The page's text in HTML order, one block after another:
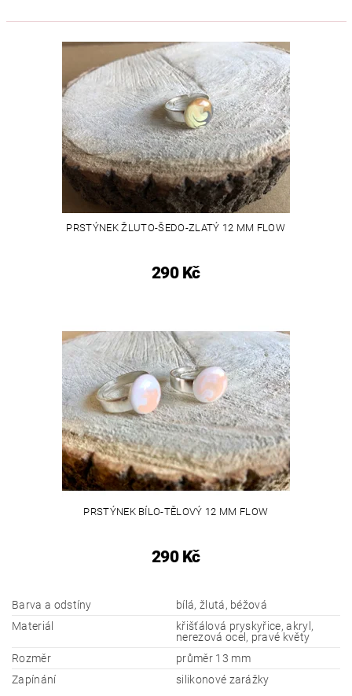
PRSTÝNEK ŽLUTO-ŠEDO-ZLATÝ 12 MM FLOW
290 Kč
PRSTÝNEK BÍLO-TĚLOVÝ 12 MM FLOW
290 Kč
Barva a odstíny
bílá, žlutá, béžová
Materiál
křišťálová pryskyřice, akryl,
nerezová ocel, pravé květy
Rozměr
průměr 13 mm
Zapínání
silikonové zarážky